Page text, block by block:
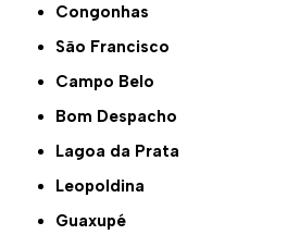
Congonhas
São Francisco
Campo Belo
Bom Despacho
Lagoa da Prata
Leopoldina
Guaxupé